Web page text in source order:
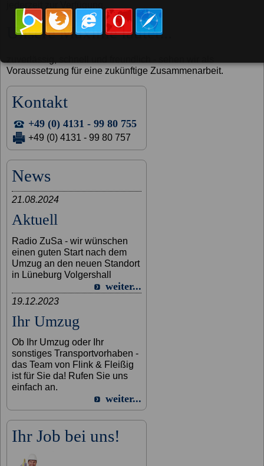
Unsere Maxime lautet...
Voraussetzung für eine zukünftige Zusammenarbeit.
Kontakt
+49 (0) 4131 - 99 80 755
+49 (0) 4131 - 99 80 757
News
21.08.2024
Aktuell
Radio ZuSa - wir wünschen
einen guten Start nach dem
Umzug an den neuen Standort
in Lüneburg Volgershall
weiter...
19.12.2023
Ihr Umzug
Ob Ihr Umzug oder Ihr
sonstiges Transportvorhaben -
das Team von Flink & Fleißig
ist für Sie da! Rufen Sie uns
einfach an.
weiter...
Ihr Job bei uns!